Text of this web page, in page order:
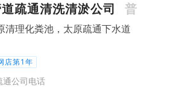
疏通清洗清淤公司 普
清理化粪池，太原疏通下水道
店第1年
通公司电话